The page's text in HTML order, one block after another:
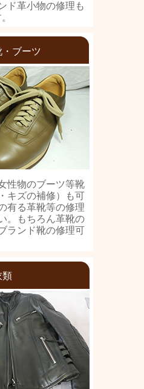
ド革小物の修理も
・ブーツ
性物のブーツ等靴
キズの補修）も可
有る革靴等の修理
。もちろん革靴の
ランド靴の修理可
類